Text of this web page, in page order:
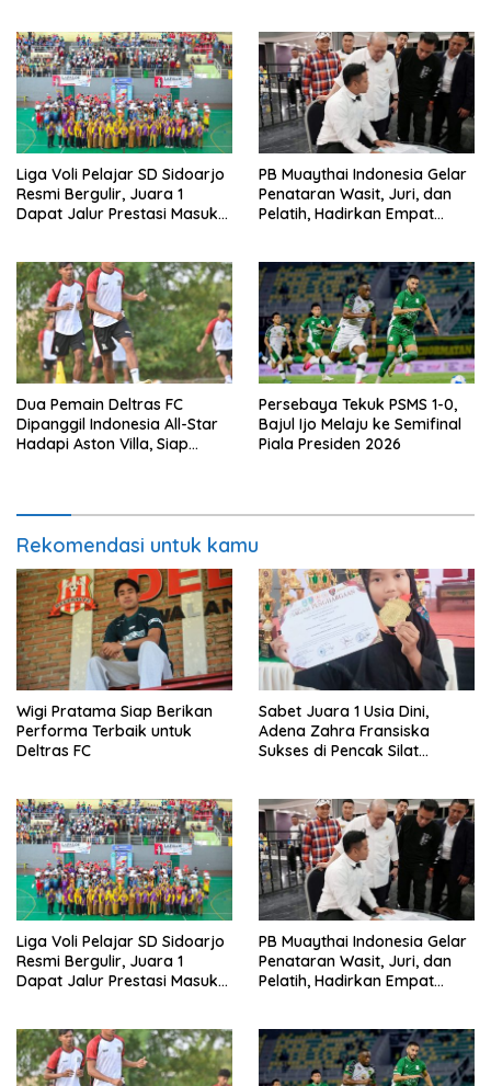
Liga Voli Pelajar SD Sidoarjo
Resmi Bergulir, Juara 1
Dapat Jalur Prestasi Masuk
PB Muaythai Indonesia Gelar
Penataran Wasit, Juri, dan
Pelatih, Hadirkan Empat
Dua Pemain Deltras FC
Dipanggil Indonesia All-Star
Hadapi Aston Villa, Siap
Persebaya Tekuk PSMS 1-0,
Bajul Ijo Melaju ke Semifinal
Piala Presiden 2026
Rekomendasi untuk kamu
Wigi Pratama Siap Berikan
Performa Terbaik untuk
Deltras FC
Sabet Juara 1 Usia Dini,
Adena Zahra Fransiska
Sukses di Pencak Silat
Liga Voli Pelajar SD Sidoarjo
Resmi Bergulir, Juara 1
Dapat Jalur Prestasi Masuk
PB Muaythai Indonesia Gelar
Penataran Wasit, Juri, dan
Pelatih, Hadirkan Empat